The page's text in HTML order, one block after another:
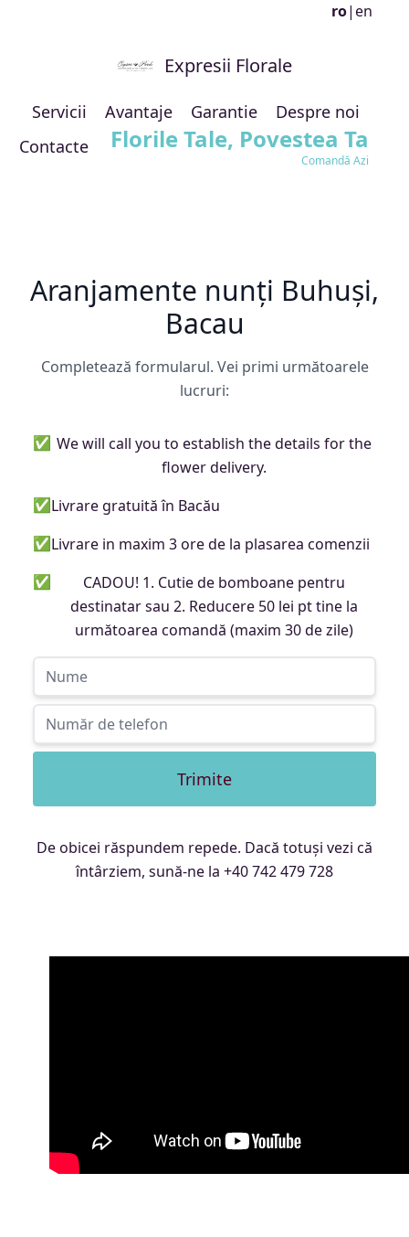
ro|en
Expresii Florale
Servicii Avantaje Garantie
Despre noi
Contacte
Florile Tale, Povestea Ta
Comandă Azi
Aranjamente nunți Buhuși,
Bacau
Completează formularul. Vei primi următoarele
lucruri:
✅ We will call you to establish the details for the
flower delivery.
✅Livrare gratuită în Bacău
✅Livrare in maxim 3 ore de la plasarea comenzii
✅
CADOU! 1. Cutie de bomboane pentru
destinatar sau 2. Reducere 50 lei pt tine la
următoarea comandă (maxim 30 de zile)
Trimite
De obicei răspundem repede. Dacă totuși vezi că
întârziem, sună-ne la +40 742 479 728